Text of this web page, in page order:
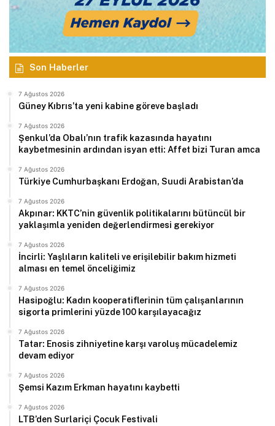
Son Haberler
7 Ağustos 2026
Güney Kıbrıs’ta yeni kabine göreve başladı
7 Ağustos 2026
Şenkul’da Obalı’nın trafik kazasında hayatını
kaybetmesinin ardından isyan etti: Affet bizi Turan amca
7 Ağustos 2026
Türkiye Cumhurbaşkanı Erdoğan, Suudi Arabistan’da
7 Ağustos 2026
Akpınar: KKTC’nin güvenlik politikalarını bütüncül bir
yaklaşımla yeniden değerlendirmesi gerekiyor
7 Ağustos 2026
İncirli: Yaşlıların kaliteli ve erişilebilir bakım hizmeti
alması en temel önceliğimiz
7 Ağustos 2026
Hasipoğlu: Kadın kooperatiflerinin tüm çalışanlarının
sigorta primlerini yüzde 100 karşılayacağız
7 Ağustos 2026
Tatar: Enosis zihniyetine karşı varoluş mücadelemiz
devam ediyor
7 Ağustos 2026
Şemsi Kazım Erkman hayatını kaybetti
7 Ağustos 2026
LTB’den Surlariçi Çocuk Festivali